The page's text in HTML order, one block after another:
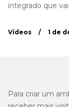
integrado que
Vídeos / 1 de
Para criar um